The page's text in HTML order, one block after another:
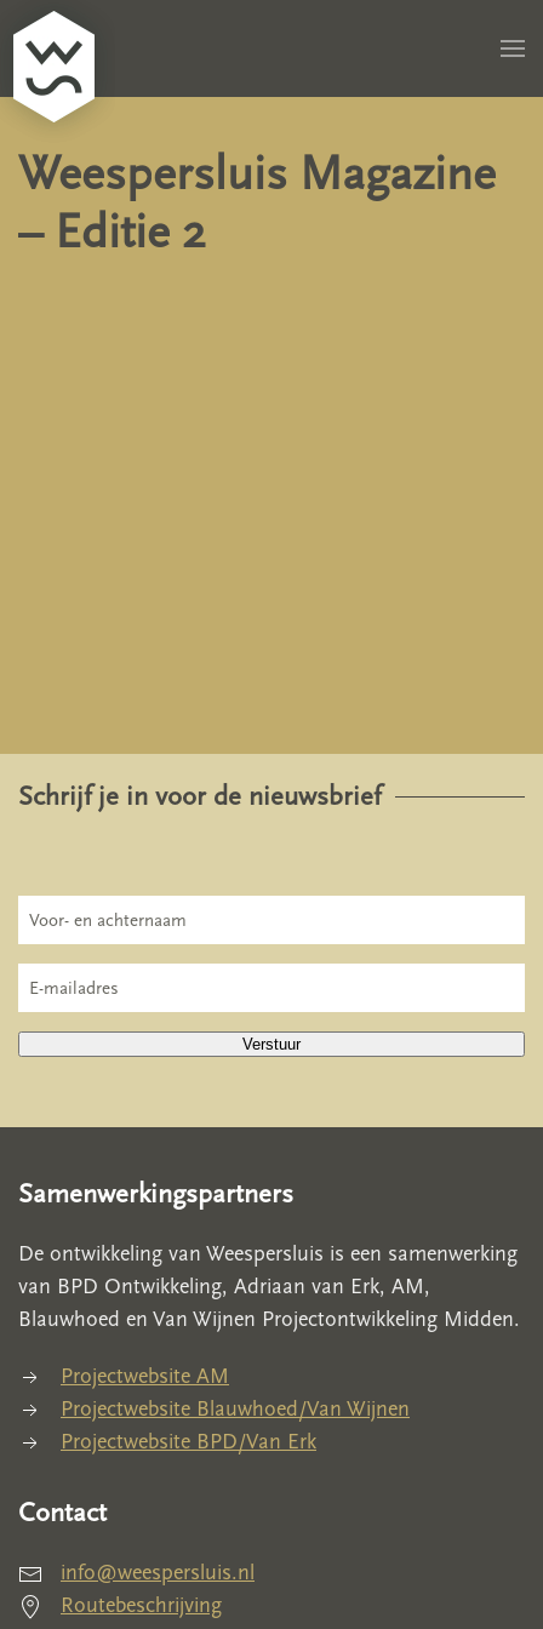
Skip to main content
Weespersluis Magazine
– Editie 2
Schrijf je in voor de nieuwsbrief
Verstuur
Samenwerkingspartners
De ontwikkeling van Weespersluis is een samenwerking
van BPD Ontwikkeling, Adriaan van Erk, AM,
Blauwhoed en Van Wijnen Projectontwikkeling Midden.
Projectwebsite AM
Projectwebsite Blauwhoed/Van Wijnen
Projectwebsite BPD/Van Erk
Contact
info@weespersluis.nl
Routebeschrijving